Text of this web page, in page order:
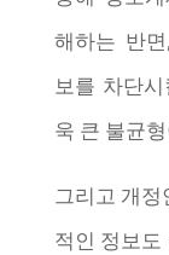
해하는 반
보를 차단
욱 큰 불균
그리고 개
적인 정보도